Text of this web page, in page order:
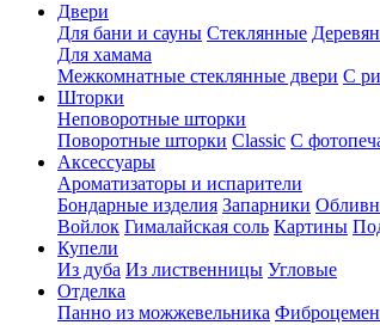
Двери
Для бани и сауны Стеклянные
Для хамама
Межкомнатные стеклянные двери С
Шторки
Неповоротные шторки
Поворотные шторки Classic С
Аксессуары
Ароматизаторы и испарители
Бондарные изделия Запарники
Войлок Гималайская соль Картины
Купели
Из дуба Из лиственницы Угловые
Отделка
Панно из можжевельника